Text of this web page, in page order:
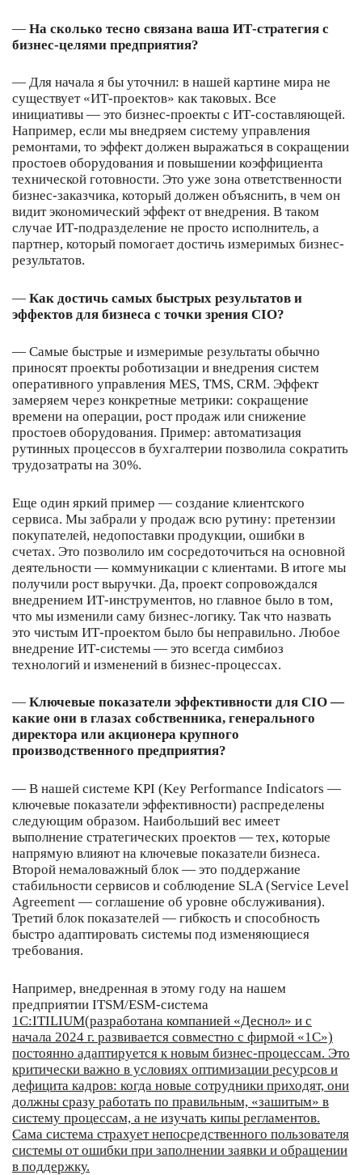
— На сколько тесно связана ваша ИТ-стратегия с
бизнес-целями предприятия?
— Для начала я бы уточнил: в нашей картине мира не
существует «ИТ-проектов» как таковых. Все
инициативы — это бизнес-проекты с ИТ-составляющей.
Например, если мы внедряем систему управления
ремонтами, то эффект должен выражаться в сокращении
простоев оборудования и повышении коэффициента
технической готовности. Это уже зона ответственности
бизнес-заказчика, который должен объяснить, в чем он
видит экономический эффект от внедрения. В таком
случае ИТ-подразделение не просто исполнитель, а
партнер, который помогает достичь измеримых бизнес-
результатов.
— Как достичь самых быстрых результатов и
эффектов для бизнеса с точки зрения CIO?
— Самые быстрые и измеримые результаты обычно
приносят проекты роботизации и внедрения систем
оперативного управления MES, TMS, CRM. Эффект
замеряем через конкретные метрики: сокращение
времени на операции, рост продаж или снижение
простоев оборудования. Пример: автоматизация
рутинных процессов в бухгалтерии позволила сократить
трудозатраты на 30%.
Еще один яркий пример — создание клиентского
сервиса. Мы забрали у продаж всю рутину: претензии
покупателей, недопоставки продукции, ошибки в
счетах. Это позволило им сосредоточиться на основной
деятельности — коммуникации с клиентами. В итоге мы
получили рост выручки. Да, проект сопровождался
внедрением ИТ-инструментов, но главное было в том,
что мы изменили саму бизнес-логику. Так что назвать
это чистым ИТ-проектом было бы неправильно. Любое
внедрение ИТ-системы — это всегда симбиоз
технологий и изменений в бизнес-процессах.
— Ключевые показатели эффективности для CIO —
какие они в глазах собственника, генерального
директора или акционера крупного
производственного предприятия?
— В нашей системе KPI (Key Performance Indicators —
ключевые показатели эффективности) распределены
следующим образом. Наибольший вес имеет
выполнение стратегических проектов — тех, которые
напрямую влияют на ключевые показатели бизнеса.
Второй немаловажный блок — это поддержание
стабильности сервисов и соблюдение SLA (Service Level
Agreement — соглашение об уровне обслуживания).
Третий блок показателей — гибкость и способность
быстро адаптировать системы под изменяющиеся
требования.
Например, внедренная в этому году на нашем
предприятии ITSM/ESM-система
1С:ITILIUM(разработана компанией «Деснол» и с
начала 2024 г. развивается совместно с фирмой «1С»)
постоянно адаптируется к новым бизнес-процессам. Это
критически важно в условиях оптимизации ресурсов и
дефицита кадров: когда новые сотрудники приходят, они
должны сразу работать по правильным, «зашитым» в
систему процессам, а не изучать кипы регламентов.
Сама система страхует непосредственного пользователя
системы от ошибки при заполнении заявки и обращении
в поддержку.